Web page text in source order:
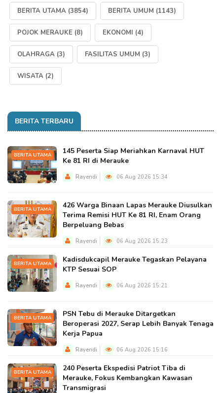
BERITA UTAMA (3854) BERITA UMUM (1143)
POJOK MERAUKE (8) EKONOMI (4)
OLAHRAGA (3) FASILITAS UMUM (3)
WISATA (2)
BERITA TERBARU
BERITA UTAMA
145 Peserta Siap Meriahkan Karnaval HUT
Ke 81 RI di Merauke
Rayendi 06 Aug 2026 15:34
BERITA UTAMA
426 Warga Binaan Lapas Merauke Diusulkan
Terima Remisi HUT Ke 81 RI, Enam Orang
Berpeluang Bebas
Rayendi 06 Aug 2026 15:23
BERITA UTAMA
Kadisdukcapil Merauke Tegaskan Pelayana
KTP Sesuai SOP
Rayendi 06 Aug 2026 15:21
BERITA UTAMA
PSN Tebu di Merauke Ditargetkan
Beroperasi 2027, Serap Lebih Banyak Tenaga
Kerja Papua
Rayendi 06 Aug 2026 15:16
BERITA UTAMA
240 Peserta Ekspedisi Patriot Tiba di
Merauke, Fokus Kembangkan Kawasan
Transmigrasi